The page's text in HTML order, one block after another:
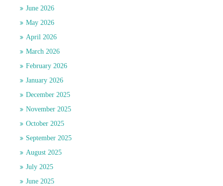
June 2026
May 2026
April 2026
March 2026
February 2026
January 2026
December 2025
November 2025
October 2025
September 2025
August 2025
July 2025
June 2025